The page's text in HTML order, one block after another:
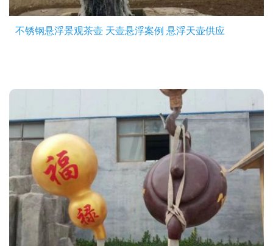
不锈钢悬浮景观茶壶 天壶悬浮案例 悬浮天壶供应